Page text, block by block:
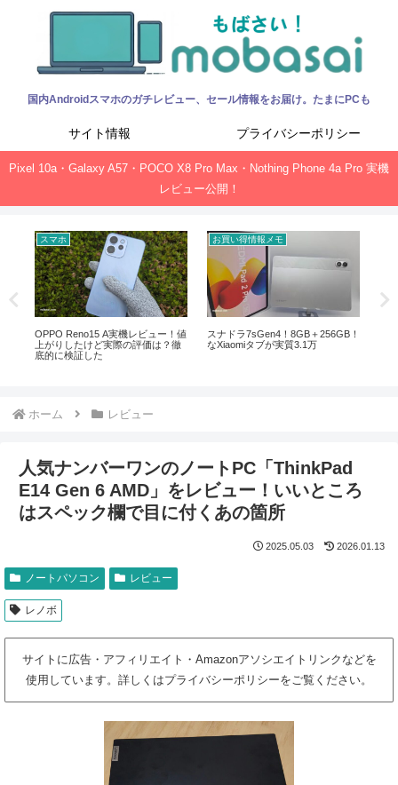
国内Androidスマホのガチレビュー、セール情報をお届け。たまにPCも
サイト情報 プライバシーポリシー
Pixel 10a・Galaxy A57・POCO X8 Pro Max・Nothing Phone 4a Pro 実機
レビュー公開！
スマホ
OPPO Reno15 A実機レビュー！値
上がりしたけど実際の評価は？徹
底的に検証した
お買い得情報メモ
スナドラ7sGen4！8GB＋256GB！
なXiaomiタブが実質3.1万
ホーム レビュー
人気ナンバーワンのノートPC「ThinkPad
E14 Gen 6 AMD」をレビュー！いいところ
はスペック欄で目に付くあの箇所
2025.05.03 2026.01.13
ノートパソコン レビュー
レノボ
サイトに広告・アフィリエイト・Amazonアソシエイトリンクなどを
使用しています。詳しくはプライバシーポリシーをご覧ください。